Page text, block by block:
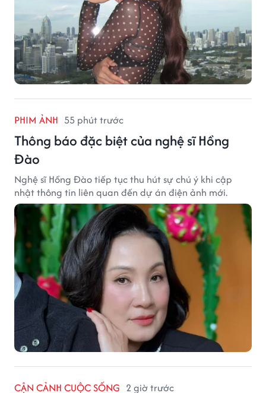
PHIM ẢNH 55 phút trước
Thông báo đặc biệt của nghệ sĩ Hồng
Đào
Nghệ sĩ Hồng Đào tiếp tục thu hút sự chú ý khi cập
nhật thông tin liên quan đến dự án điện ảnh mới.
CẬN CẢNH CUỘC SỐNG 2 giờ trước